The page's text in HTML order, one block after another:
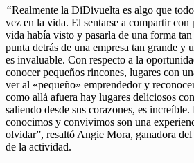
“Realmente la DiDivuelta es algo que
vez en la vida. El sentarse a compartir con
vida había visto y pasarla de una forma
punta detrás de una empresa tan grande y
es invaluable. Con respecto a la
conocer pequeños rincones, lugares con
ver al «pequeño» emprendedor y
como allá afuera hay lugares deliciosos
saliendo desde sus corazones, es increíble.
conocimos y convivimos son una
olvidar”, resaltó Angie Mora, ganadora
de la actividad.